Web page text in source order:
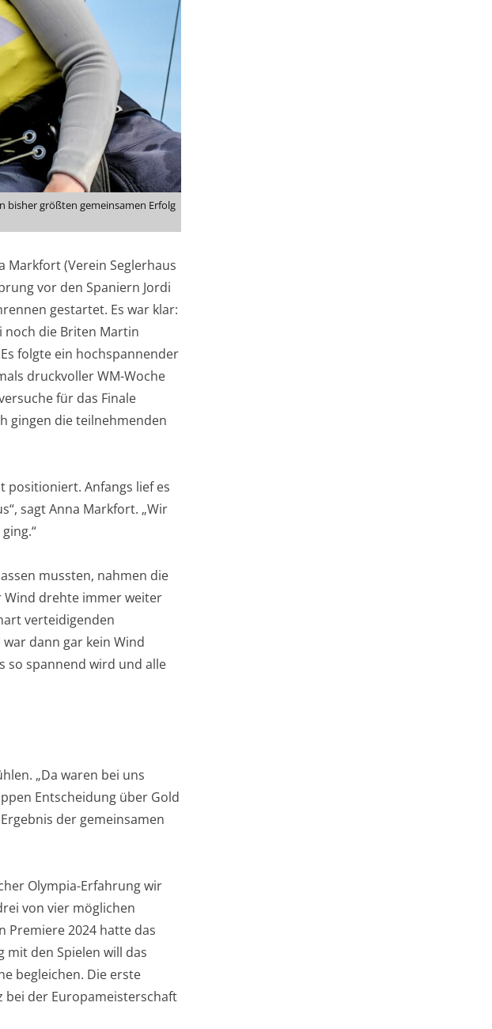
bisher größten gemeinsamen Erfolg
Markfort (Verein Seglerhaus
vor den Spaniern Jordi
gestartet. Es war klar:
noch die Briten Martin
folgte ein hochspannender
druckvoller WM-Woche
für das Finale
gingen die teilnehmenden
positioniert. Anfangs lief es
sagt Anna Markfort. „Wir
mussten, nahmen die
Wind drehte immer weiter
verteidigenden
dann gar kein Wind
so spannend wird und alle
„Da waren bei uns
Entscheidung über Gold
der gemeinsamen
Olympia-Erfahrung wir
von vier möglichen
Premiere 2024 hatte das
mit den Spielen will das
begleichen. Die erste
bei der Europameisterschaft